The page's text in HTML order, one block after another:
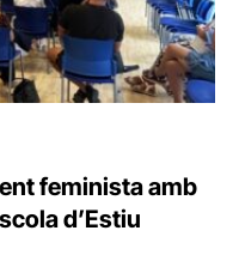
feminista amb
d’Estiu